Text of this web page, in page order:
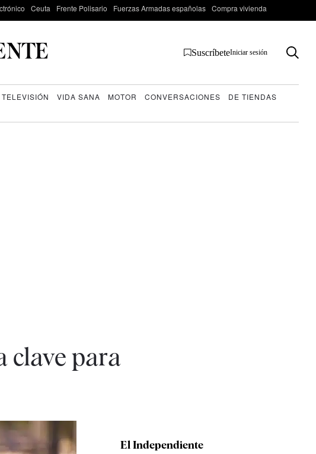
Ceuta Frente Polisario Fuerzas Armadas españolas Compra vivienda
SuscríbeteIniciar sesión
TELEVISIÓN VIDA SANA MOTOR CONVERSACIONES
DE TIENDAS
clave para
El Independiente